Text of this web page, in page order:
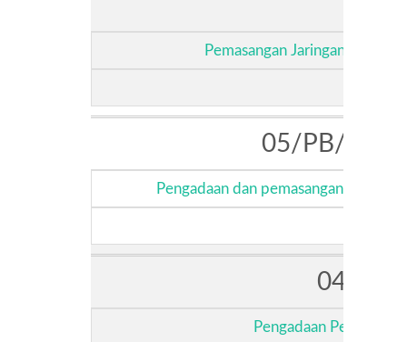
Pemasangan Jaringan
05/PB/
Pengadaan dan pemasangan
04/PB/
Pengadaan